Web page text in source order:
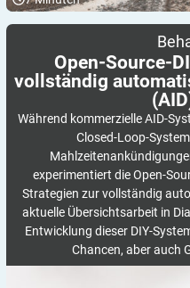
Open-Source-DIY-
Open-Source-
vollständig
Während kommerzielle AID-
Closed-Loop-
experimentiert die Open-
Strategien zur vollständig
aktuelle Übersichtsarbeit in
Entwicklung dieser DIY-
Chancen, aber auch